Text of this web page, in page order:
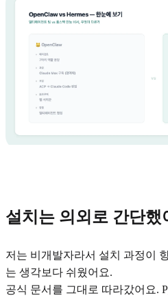
설치는 의외로 간단했
저는 비개발자라서 설치 과정이
는 생각보다 쉬웠어요.
공식 문서를 그대로 따라갔어요.